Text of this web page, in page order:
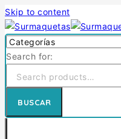
Skip to content
Search for:
BUSCAR